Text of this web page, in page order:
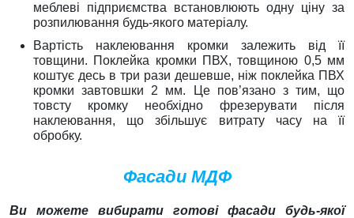
меблеві підприємства встановлюють одну ціну за
розпилювання будь-якого матеріалу.
Вартість наклеювання кромки залежить від її
товщини. Поклейка кромки ПВХ, товщиною 0,5 мм
коштує десь в три рази дешевше, ніж поклейка ПВХ
кромки завтовшки 2 мм. Це пов’язано з тим, що
товсту кромку необхідно фрезерувати після
наклеювання, що збільшує витрату часу на її
обробку.
Фасади МДФ
Ви можете вибирати готові фасади будь-якої